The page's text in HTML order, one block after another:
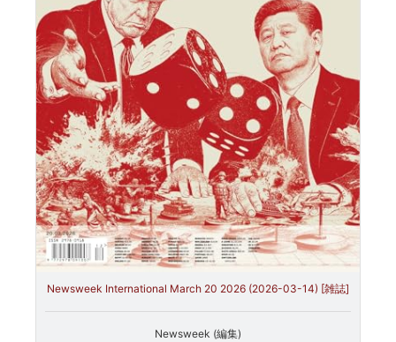
Newsweek International March 20 2026 (2026-03-14) [雑誌]
Newsweek (編集)